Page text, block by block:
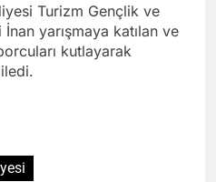
Turizm Gençlik ve
yarışmaya katılan ve
kutlayarak